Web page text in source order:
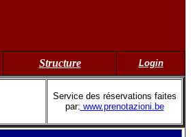
Structure Login
Service des réservations faites
par: www.prenotazioni.be